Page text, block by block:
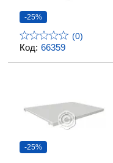
Код: 66359
-25%
(0)
-25%